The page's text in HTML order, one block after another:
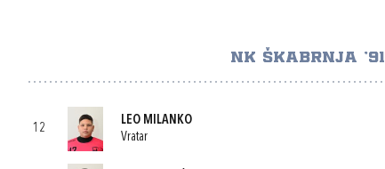
NK ŠKABRNJA '91
12
LEO MILANKO
Vratar